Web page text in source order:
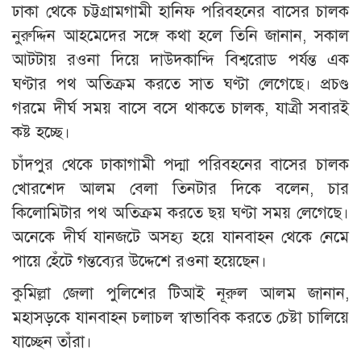
ঢাকা থেকে চট্টগ্রামগামী হানিফ পরিবহনের বাসের চালক
নুরুদ্দিন আহমেদের সঙ্গে কথা হলে তিনি জানান, সকাল
আটটায় রওনা দিয়ে দাউদকান্দি বিশ্বরোড পর্যন্ত এক
ঘণ্টার পথ অতিক্রম করতে সাত ঘণ্টা লেগেছে। প্রচণ্ড
গরমে দীর্ঘ সময় বাসে বসে থাকতে চালক, যাত্রী সবারই
কষ্ট হচ্ছে।
চাঁদপুর থেকে ঢাকাগামী পদ্মা পরিবহনের বাসের চালক
খোরশেদ আলম বেলা তিনটার দিকে বলেন, চার
কিলোমিটার পথ অতিক্রম করতে ছয় ঘণ্টা সময় লেগেছে।
অনেকে দীর্ঘ যানজটে অসহ্য হয়ে যানবাহন থেকে নেমে
পায়ে হেঁটে গন্তব্যের উদ্দেশে রওনা হয়েছেন।
কুমিল্লা জেলা পুলিশের টিআই নূরুল আলম জানান,
মহাসড়কে যানবাহন চলাচল স্বাভাবিক করতে চেষ্টা চালিয়ে
যাচ্ছেন তাঁরা।